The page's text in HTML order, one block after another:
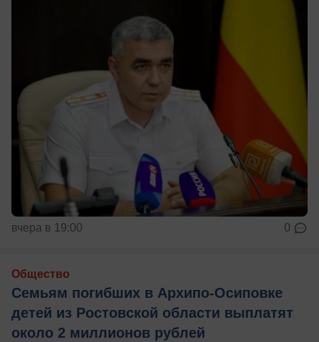
вчера в 19:00 0
Общество
Семьям погибших в Архипо-Осиповке
детей из Ростовской области выплатят
около 2 миллионов рублей